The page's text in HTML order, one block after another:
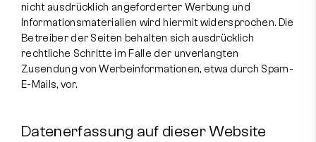
nicht ausdrücklich angeforderter Werbung und
Informationsmaterialien wird hiermit widersprochen. Die
Betreiber der Seiten behalten sich ausdrücklich
rechtliche Schritte im Falle der unverlangten
Zusendung von Werbeinformationen, etwa durch Spam-
E-Mails, vor.
Datenerfassung auf dieser Website